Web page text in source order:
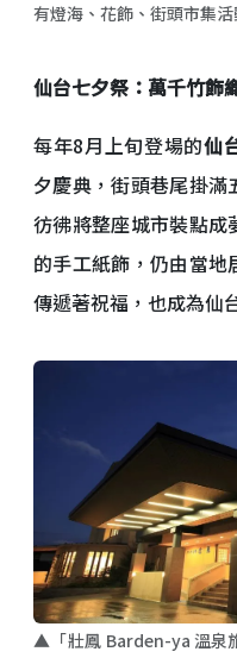
有燈海、花飾、街頭市集
仙台七夕祭：萬千竹飾
每年8月上旬登場的仙
夕慶典，街頭巷尾掛滿
彷彿將整座城市裝點
的手工紙飾，仍由當
傳遞著祝福，也成為仙
▲「壯鳳 Barden-ya 溫泉